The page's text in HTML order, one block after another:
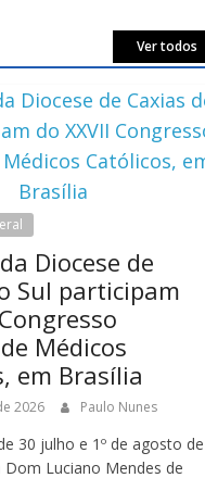
Ver todos
Diocese de
Sul participam
Médicos
em Brasília
2026 Paulo Nunes
30 julho e 1º de agosto de
Dom Luciano Mendes de